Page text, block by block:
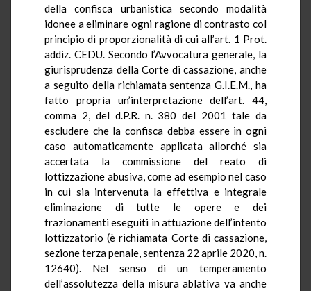
della confisca urbanistica secondo modalità
idonee a eliminare ogni ragione di contrasto col
principio di proporzionalità di cui all’art. 1 Prot.
addiz. CEDU. Secondo l’Avvocatura generale, la
giurisprudenza della Corte di cassazione, anche
a seguito della richiamata sentenza G.I.E.M., ha
fatto propria un’interpretazione dell’art. 44,
comma 2, del d.P.R. n. 380 del 2001 tale da
escludere che la confisca debba essere in ogni
caso automaticamente applicata allorché sia
accertata la commissione del reato di
lottizzazione abusiva, come ad esempio nel caso
in cui sia intervenuta la effettiva e integrale
eliminazione di tutte le opere e dei
frazionamenti eseguiti in attuazione dell’intento
lottizzatorio (è richiamata Corte di cassazione,
sezione terza penale, sentenza 22 aprile 2020, n.
12640). Nel senso di un temperamento
dell’assolutezza della misura ablativa va anche